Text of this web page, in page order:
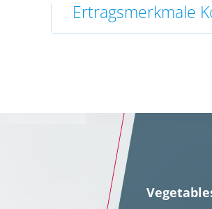
Ertragsmerkmale